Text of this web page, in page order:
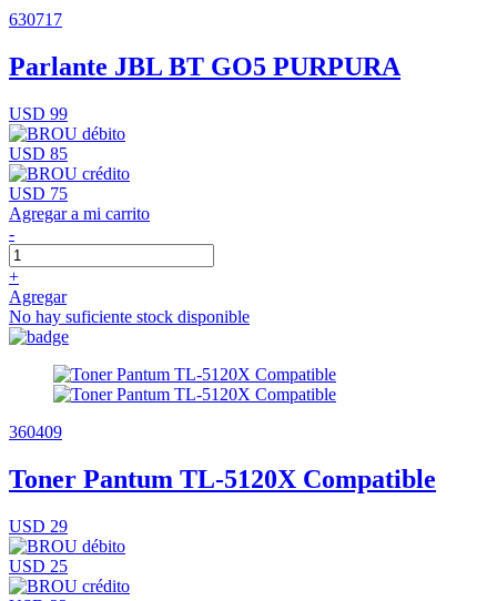
630717
Parlante JBL BT GO5 PURPURA
USD 99
USD 85
USD 75
Agregar a mi carrito
-
+
Agregar
No hay suficiente stock disponible
360409
Toner Pantum TL-5120X Compatible
USD 29
USD 25